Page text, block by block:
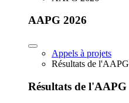
AAPG 2026
Appels à projets
Résultats de l'AAPG
Résultats de l'AAPG